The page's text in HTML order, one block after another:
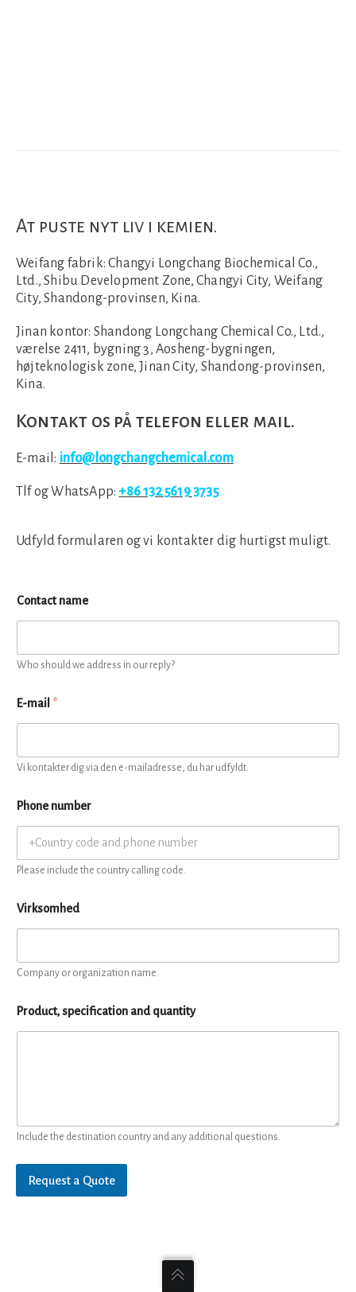
At puste nyt liv i kemien.
Weifang fabrik: Changyi Longchang Biochemical Co.,
Ltd., Shibu Development Zone, Changyi City, Weifang
City, Shandong-provinsen, Kina.
Jinan kontor: Shandong Longchang Chemical Co., Ltd.,
værelse 2411, bygning 3, Aosheng-bygningen,
højteknologisk zone, Jinan City, Shandong-provinsen,
Kina.
Kontakt os på telefon eller mail.
E-mail: info@longchangchemical.com
Tlf og WhatsApp:+86 132 5619 3735
Udfyld formularen og vi kontakter dig hurtigst muligt.
Contact name
Who should we address in our reply?
E-mail *
Vi kontakter dig via den e-mailadresse, du har udfyldt.
Phone number
Please include the country calling code.
Virksomhed
Company or organization name.
Product, specification and quantity
Include the destination country and any additional questions.
Request a Quote